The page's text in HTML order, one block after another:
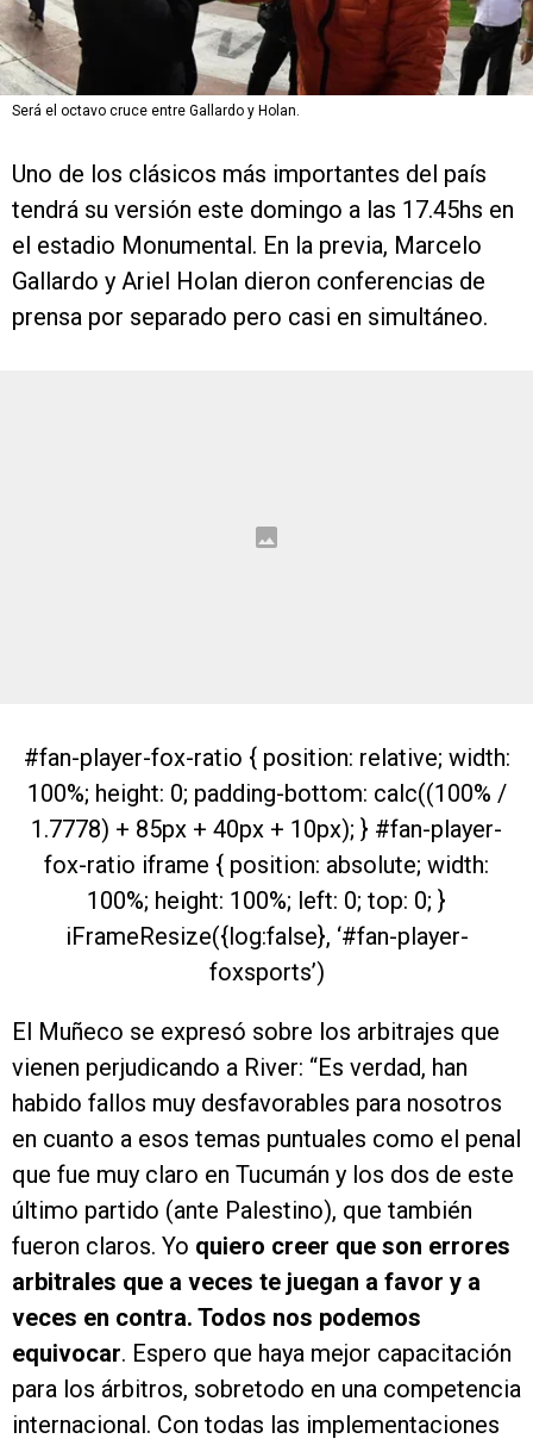
Será el octavo cruce entre Gallardo y Holan.
Uno de los clásicos más importantes del país
tendrá su versión este domingo a las 17.45hs en
el estadio Monumental. En la previa, Marcelo
Gallardo y Ariel Holan dieron conferencias de
prensa por separado pero casi en simultáneo.
#fan-player-fox-ratio { position: relative; width:
100%; height: 0; padding-bottom: calc((100% /
1.7778) + 85px + 40px + 10px); } #fan-player-
fox-ratio iframe { position: absolute; width:
100%; height: 100%; left: 0; top: 0; }
iFrameResize({log:false}, ‘#fan-player-
foxsports’)
El Muñeco se expresó sobre los arbitrajes que
vienen perjudicando a River: “Es verdad, han
habido fallos muy desfavorables para nosotros
en cuanto a esos temas puntuales como el penal
que fue muy claro en Tucumán y los dos de este
último partido (ante Palestino), que también
fueron claros. Yo quiero creer que son errores
arbitrales que a veces te juegan a favor y a
veces en contra. Todos nos podemos
equivocar. Espero que haya mejor capacitación
para los árbitros, sobretodo en una competencia
internacional. Con todas las implementaciones